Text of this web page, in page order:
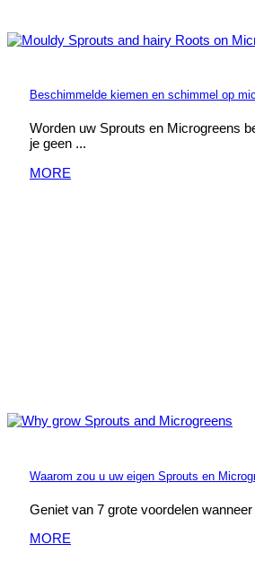
Beschimmelde kiemen en schimmel op
Worden uw Sprouts en Microgreens
je geen ...
MORE
Waarom zou u uw eigen Sprouts en
Geniet van 7 grote voordelen
MORE